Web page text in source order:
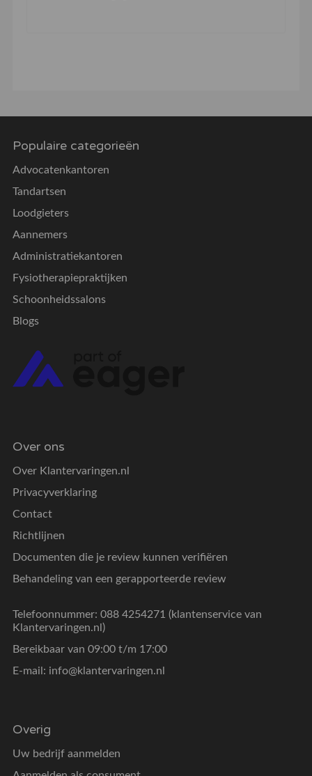
Populaire categorieën
Advocatenkantoren
Tandartsen
Loodgieters
Aannemers
Administratiekantoren
Fysiotherapiepraktijken
Schoonheidssalons
Blogs
Over ons
Over Klantervaringen.nl
Privacyverklaring
Contact
Richtlijnen
Documenten die je review kunnen verifiëren
Behandeling van een gerapporteerde review
Telefoonnummer: 088 4254271 (klantenservice van
Klantervaringen.nl)
Bereikbaar van 09:00 t/m 17:00
E-mail: info@klantervaringen.nl
Overig
Uw bedrijf aanmelden